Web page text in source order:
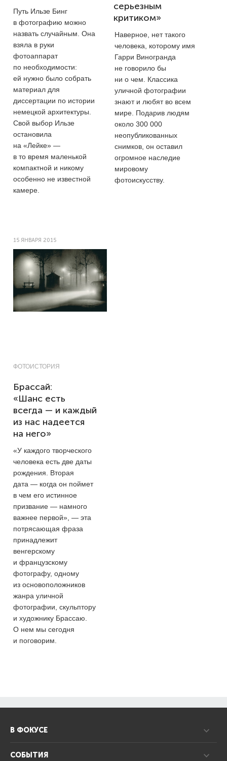
Путь Ильзе Бинг
в фотографию можно
назвать случайным. Она
взяла в руки
фотоаппарат
по необходимости:
ей нужно было собрать
материал для
диссертации по истории
немецкой архитектуры.
Свой выбор Ильзе
остановила
на «Лейке» —
в то время маленькой
компактной и никому
особенно не известной
камере.
серьезным
критиком»
Наверное, нет такого
человека, которому имя
Гарри Виногранда
не говорило бы
ни о чем. Классика
уличной фотографии
знают и любят во всем
мире. Подарив людям
около 300 000
неопубликованных
снимков, он оставил
огромное наследие
мировому
фотоискусству.
15 ЯНВАРЯ 2015
ФОТОИСТОРИЯ
Брассай:
«Шанс есть
всегда — и каждый
из нас надеется
на него»
«У каждого творческого
человека есть две даты
рождения. Вторая
дата — когда он поймет
в чем его истинное
призвание — намного
важнее первой», — эта
потрясающая фраза
принадлежит
венгерскому
и французскому
фотографу, одному
из основоположников
жанра уличной
фотографии, скульптору
и художнику Брассаю.
О нем мы сегодня
и поговорим.
В ФОКУСЕ
СОБЫТИЯ